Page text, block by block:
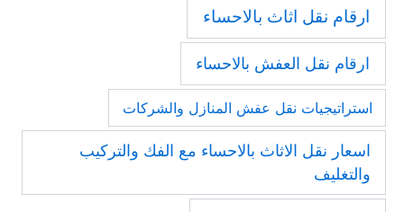
ارقام نقل اثاث بالاحساء
ارقام نقل العفش بالاحساء
استراتيجيات نقل عفش المنازل والشركات
اسعار نقل الاثاث بالاحساء مع الفك والتركيب
والتغليف